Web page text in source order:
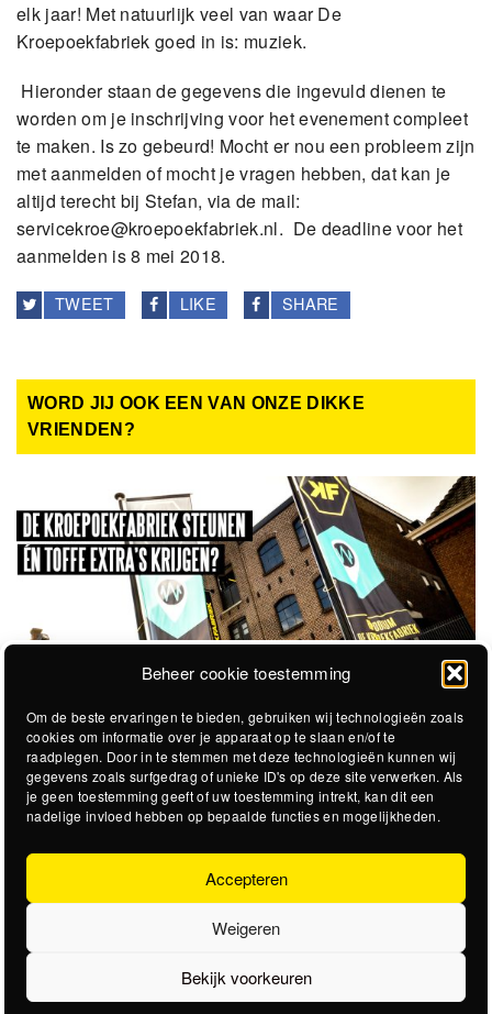
Beheer cookie toestemming
Om de beste ervaringen te bieden, gebruiken wij technologieën zoals
cookies om informatie over je apparaat op te slaan en/of te
raadplegen. Door in te stemmen met deze technologieën kunnen wij
gegevens zoals surfgedrag of unieke ID's op deze site verwerken. Als
je geen toestemming geeft of uw toestemming intrekt, kan dit een
nadelige invloed hebben op bepaalde functies en mogelijkheden.
Accepteren
Weigeren
Bekijk voorkeuren
elk jaar! Met natuurlijk veel van waar De
Kroepoekfabriek goed in is: muziek.
Hieronder staan de gegevens die ingevuld dienen te
worden om je inschrijving voor het evenement compleet
te maken. Is zo gebeurd! Mocht er nou een probleem zijn
met aanmelden of mocht je vragen hebben, dat kan je
altijd terecht bij Stefan, via de mail:
servicekroe@kroepoekfabriek.nl. De deadline voor het
aanmelden is 8 mei 2018.
TWEET LIKE SHARE
WORD JIJ OOK EEN VAN ONZE DIKKE
VRIENDEN?